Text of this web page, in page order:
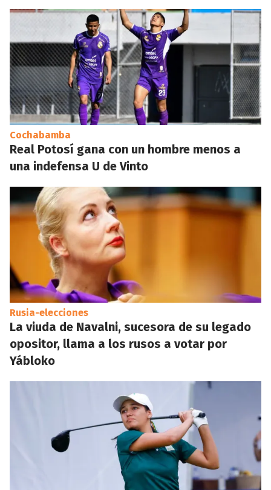
Cochabamba
Real Potosí gana con un hombre menos a
una indefensa U de Vinto
Rusia-elecciones
La viuda de Navalni, sucesora de su legado
opositor, llama a los rusos a votar por
Yábloko